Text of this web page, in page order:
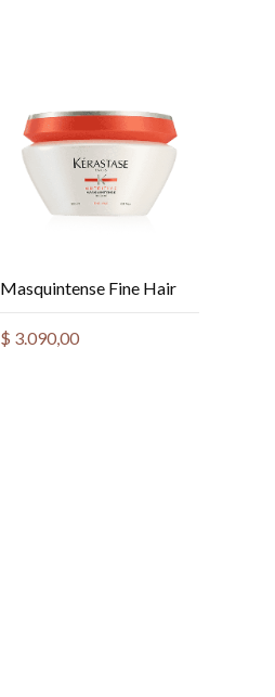
Masquintense Fine Hair
$ 3.090,00